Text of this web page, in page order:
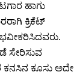
ಹಾಗು
ಕ್ರಿಕೆಟ್
ಸೇರಿಸುವ
ಕೂಸು ಅದೇ